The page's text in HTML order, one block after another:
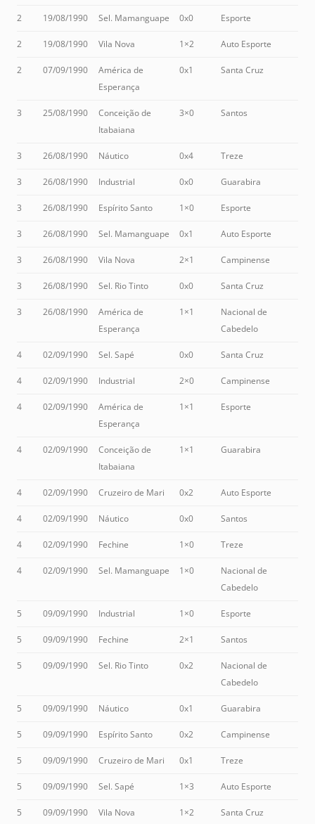
2 19/08/1990 Sel. Mamanguape 0x0 Esporte
2 19/08/1990 Vila Nova 1×2 Auto Esporte
2 07/09/1990
América de
Esperança
0x1 Santa Cruz
3 25/08/1990
Conceição de
Itabaiana
3×0 Santos
3 26/08/1990 Náutico 0x4 Treze
3 26/08/1990 Industrial 0x0 Guarabira
3 26/08/1990 Espírito Santo 1×0 Esporte
3 26/08/1990 Sel. Mamanguape 0x1 Auto Esporte
3 26/08/1990 Vila Nova 2×1 Campinense
3 26/08/1990 Sel. Rio Tinto 0x0 Santa Cruz
3 26/08/1990
América de
Esperança
1×1
Nacional de
Cabedelo
4 02/09/1990 Sel. Sapé 0x0 Santa Cruz
4 02/09/1990 Industrial 2×0 Campinense
4 02/09/1990
América de
Esperança
1×1 Esporte
4 02/09/1990
Conceição de
Itabaiana
1×1 Guarabira
4 02/09/1990 Cruzeiro de Mari 0x2 Auto Esporte
4 02/09/1990 Náutico 0x0 Santos
4 02/09/1990 Fechine 1×0 Treze
4 02/09/1990 Sel. Mamanguape 1×0
Nacional de
Cabedelo
5 09/09/1990 Industrial 1×0 Esporte
5 09/09/1990 Fechine 2×1 Santos
5 09/09/1990 Sel. Rio Tinto 0x2
Nacional de
Cabedelo
5 09/09/1990 Náutico 0x1 Guarabira
5 09/09/1990 Espírito Santo 0x2 Campinense
5 09/09/1990 Cruzeiro de Mari 0x1 Treze
5 09/09/1990 Sel. Sapé 1×3 Auto Esporte
5 09/09/1990 Vila Nova 1×2 Santa Cruz